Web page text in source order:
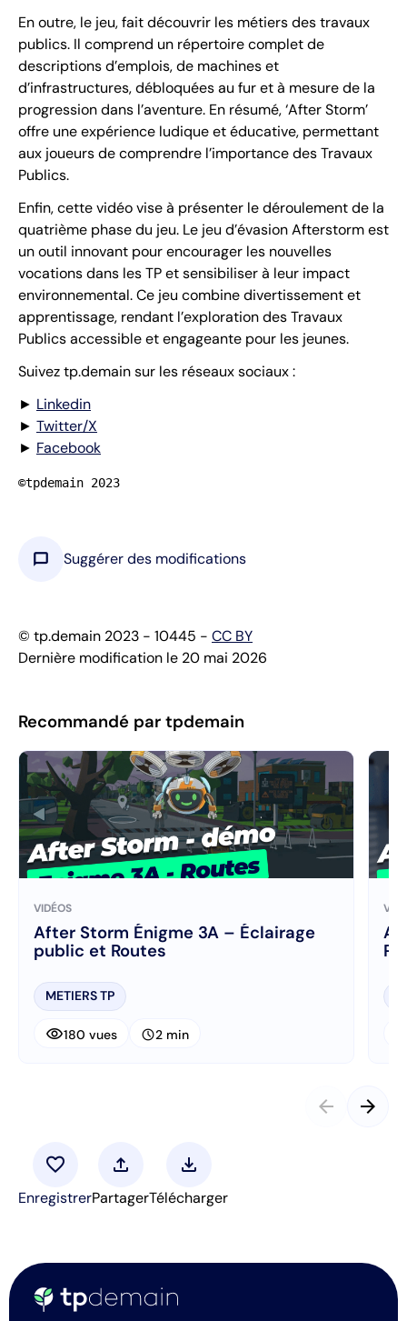
En outre, le jeu, fait découvrir les métiers des travaux
publics. Il comprend un répertoire complet de
descriptions d’emplois, de machines et
d’infrastructures, débloquées au fur et à mesure de la
progression dans l’aventure. En résumé, ‘After Storm’
offre une expérience ludique et éducative, permettant
aux joueurs de comprendre l’importance des Travaux
Publics.
Enfin, cette vidéo vise à présenter le déroulement de la
quatrième phase du jeu. Le jeu d’évasion Afterstorm est
un outil innovant pour encourager les nouvelles
vocations dans les TP et sensibiliser à leur impact
environnemental. Ce jeu combine divertissement et
apprentissage, rendant l’exploration des Travaux
Publics accessible et engageante pour les jeunes.
Suivez tp.demain sur les réseaux sociaux :
► Linkedin
► Twitter/X
► Facebook
©tpdemain 2023
chat_bubble Suggérer des modifications
© tp.demain 2023 - 10445 - CC BY
Dernière modification le 20 mai 2026
Recommandé par tpdemain
VIDÉOS
After Storm Énigme 3A – Éclairage
public et Routes
METIERS TP
visibility180 vues schedule2 min
After
arrow_back arrow_forward
favorite
Enregistrer
upload
Partager
download
Télécharger